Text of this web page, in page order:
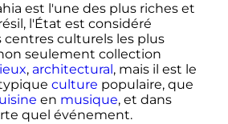
est l'une des plus riches et
l'État est considéré
culturels les plus
seulement collection
, architectural, mais il est le
culture populaire, que
en musique, et dans
quel événement.